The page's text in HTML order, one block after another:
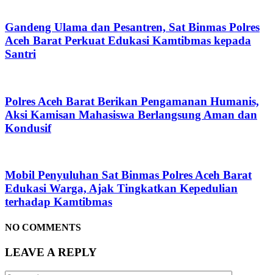
Gandeng Ulama dan Pesantren, Sat Binmas Polres
Aceh Barat Perkuat Edukasi Kamtibmas kepada
Santri
Polres Aceh Barat Berikan Pengamanan Humanis,
Aksi Kamisan Mahasiswa Berlangsung Aman dan
Kondusif
Mobil Penyuluhan Sat Binmas Polres Aceh Barat
Edukasi Warga, Ajak Tingkatkan Kepedulian
terhadap Kamtibmas
NO COMMENTS
LEAVE A REPLY